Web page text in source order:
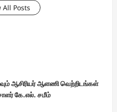
All Posts
ஆசிரியர் ஆளணி வெற்றிடங்கள்
கே.எல். சமீம்